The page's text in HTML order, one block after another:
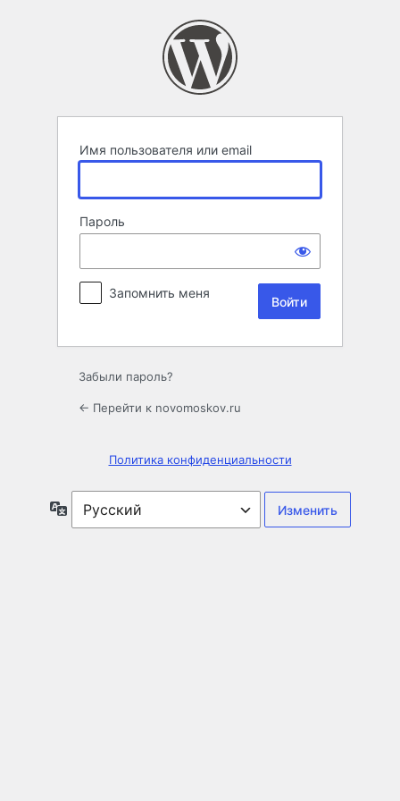
Имя пользователя или email
Пароль
Запомнить меня
Забыли пароль?
← Перейти к novomoskov.ru
Политика конфиденциальности
Язык